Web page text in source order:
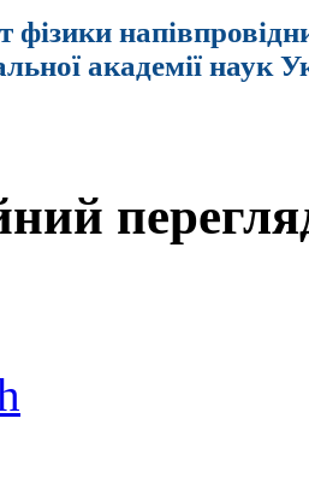
фізики
академії наук